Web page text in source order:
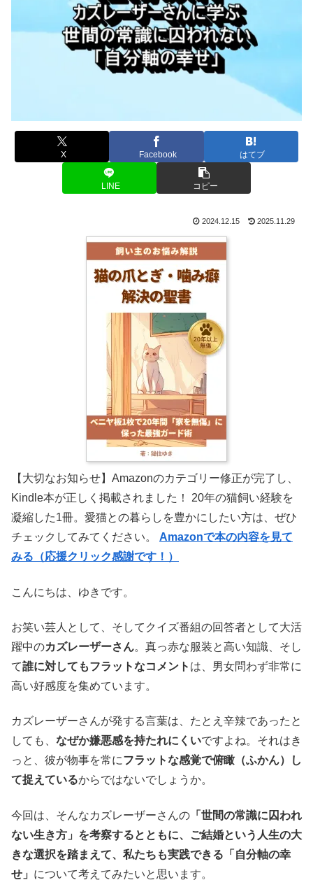
X Facebook はてブ
LINE コピー
2024.12.15 2025.11.29
【大切なお知らせ】Amazonのカテゴリー修正が完了し、
Kindle本が正しく掲載されました！ 20年の猫飼い経験を
凝縮した1冊。愛猫との暮らしを豊かにしたい方は、ぜひ
チェックしてみてください。 Amazonで本の内容を見て
みる（応援クリック感謝です！）
こんにちは、ゆきです。
お笑い芸人として、そしてクイズ番組の回答者として大活
躍中のカズレーザーさん。真っ赤な服装と高い知識、そし
て誰に対してもフラットなコメント は、男女問わず非常に
高い好感度を集めています。
カズレーザーさんが発する言葉は、たとえ辛辣であったと
しても、 なぜか嫌悪感を持たれにくいですよね。それはき
っと、彼が物事を常にフラットな感覚で俯瞰（ふかん）し
て捉えているからではないでしょうか。
今回は、そんなカズレーザーさんの 「世間の常識に囚われ
ない生き方」を考察するとともに、ご結婚という人生の大
きな選択を踏まえて、私たちも実践できる「自分軸の幸
せ」 について考えてみたいと思います。